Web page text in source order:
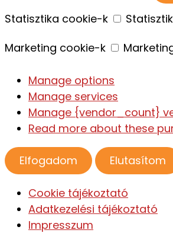
Statisztika cookie-k
Marketing cookie-k
Manage options
Manage services
Manage {vendor_count}
Read more about these
Elfogadom Elutasítom
Cookie tájékoztató
Adatkezelési tájékoztató
Impresszum